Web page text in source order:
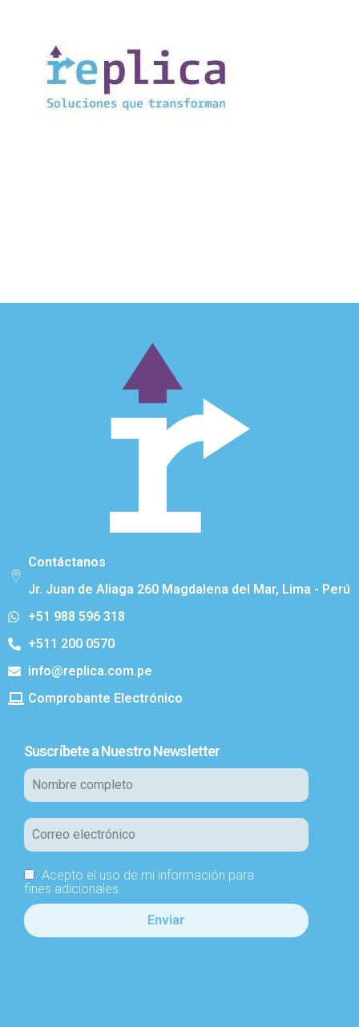
Contáctanos
Jr. Juan de Aliaga 260 Magdalena del Mar, Lima - Perú
+51 988 596 318
+511 200 0570
info@replica.com.pe
Comprobante Electrónico
Suscríbete a Nuestro Newsletter
Acepto el uso de mi información para
fines adicionales.